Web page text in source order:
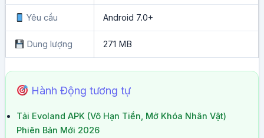
Yêu cầu Android 7.0+
Dung lượng 271 MB
Hành Động tương tự
Tải Evoland APK (Vô Hạn Tiền, Mở Khóa Nhân Vật)
Phiên Bản Mới 2026